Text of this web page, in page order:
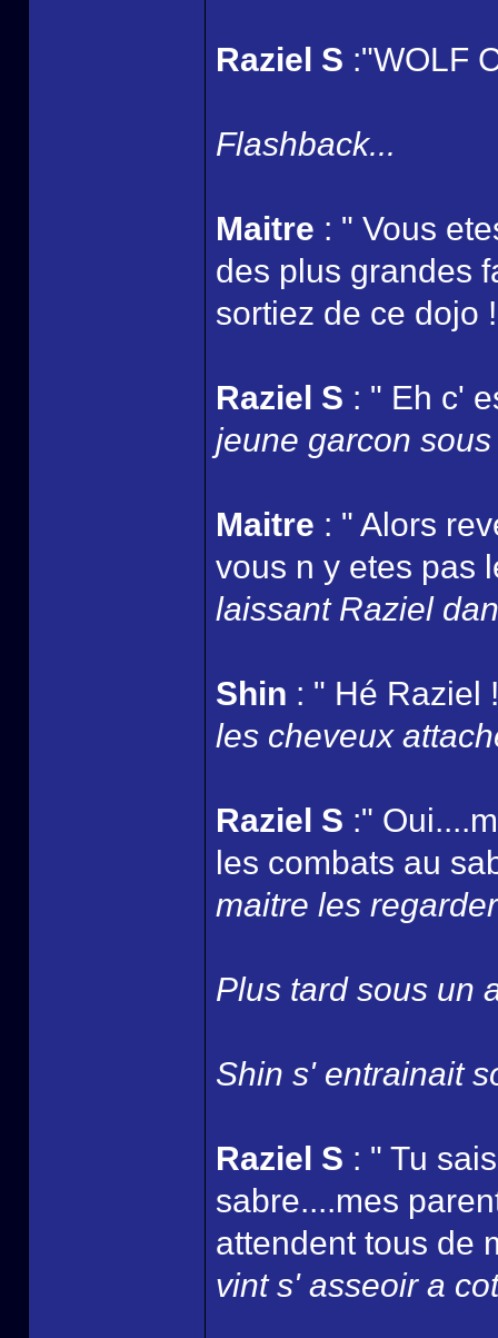
Raziel S :"WOLF
Flashback...
Maitre : " Vous
des plus grandes
sortiez de ce dojo
Raziel S : " Eh c'
jeune garcon
Maitre : " Alors
vous n y etes pas
laissant Raziel
Shin : " Hé Raziel
les cheveux
Raziel S :"
les combats au
maitre les
Plus tard sous un
Shin s' entrainait
Raziel S : " Tu
sabre....mes
attendent tous de
vint s' asseoir a